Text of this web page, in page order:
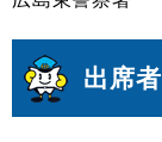
出席者